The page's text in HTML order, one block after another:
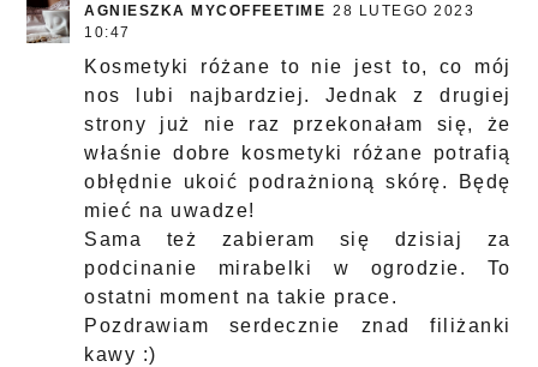
AGNIESZKA MYCOFFEETIME 28 LUTEGO 2023
10:47
Kosmetyki różane to nie jest to, co mój
nos lubi najbardziej. Jednak z drugiej
strony już nie raz przekonałam się, że
właśnie dobre kosmetyki różane potrafią
obłędnie ukoić podrażnioną skórę. Będę
mieć na uwadze!
Sama też zabieram się dzisiaj za
podcinanie mirabelki w ogrodzie. To
ostatni moment na takie prace.
Pozdrawiam serdecznie znad filiżanki
kawy :)